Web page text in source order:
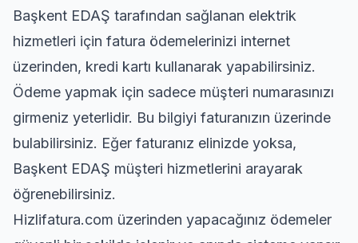
Başkent EDAŞ tarafından sağlanan elektrik
hizmetleri için fatura ödemelerinizi internet
üzerinden, kredi kartı kullanarak yapabilirsiniz.
Ödeme yapmak için sadece müşteri numarasınızı
girmeniz yeterlidir. Bu bilgiyi faturanızın üzerinde
bulabilirsiniz. Eğer faturanız elinizde yoksa,
Başkent EDAŞ müşteri hizmetlerini arayarak
öğrenebilirsiniz.
Hizlifatura.com üzerinden yapacağınız ödemeler